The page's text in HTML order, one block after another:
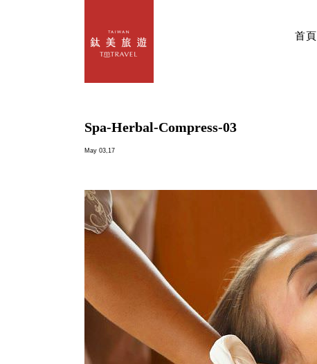
首頁
Spa-Herbal-Compress-03
May 03,17